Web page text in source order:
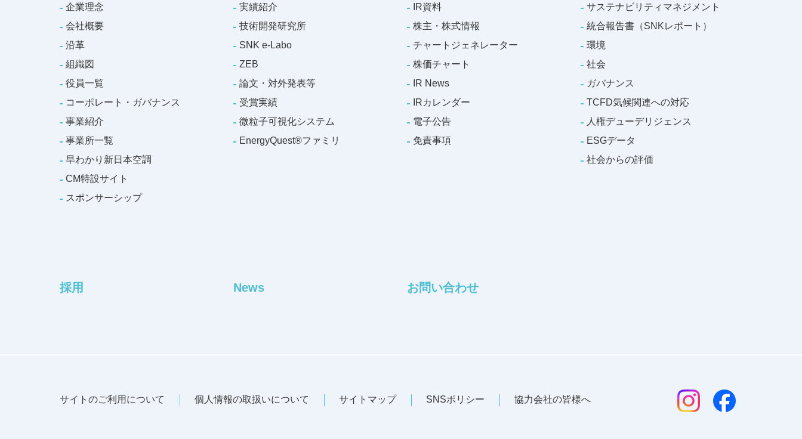
企業理念
会社概要
沿革
組織図
役員一覧
コーポレート・ガバナンス
事業紹介
事業所一覧
早わかり新日本空調
CM特設サイト
スポンサーシップ
実績紹介
技術開発研究所
SNK e-Labo
ZEB
論文・対外発表等
受賞実績
微粒子可視化システム
EnergyQuest®ファミリ
IR資料
株主・株式情報
チャートジェネレーター
株価チャート
IR News
IRカレンダー
電子公告
免責事項
サステナビリティマネジメント
統合報告書（SNKレポート）
環境
社会
ガバナンス
TCFD気候関連への対応
人権デューデリジェンス
ESGデータ
社会からの評価
採用 News お問い合わせ
サイトのご利用について 個人情報の取扱いについて サイトマップ SNSポリシー 協力会社の皆様へ